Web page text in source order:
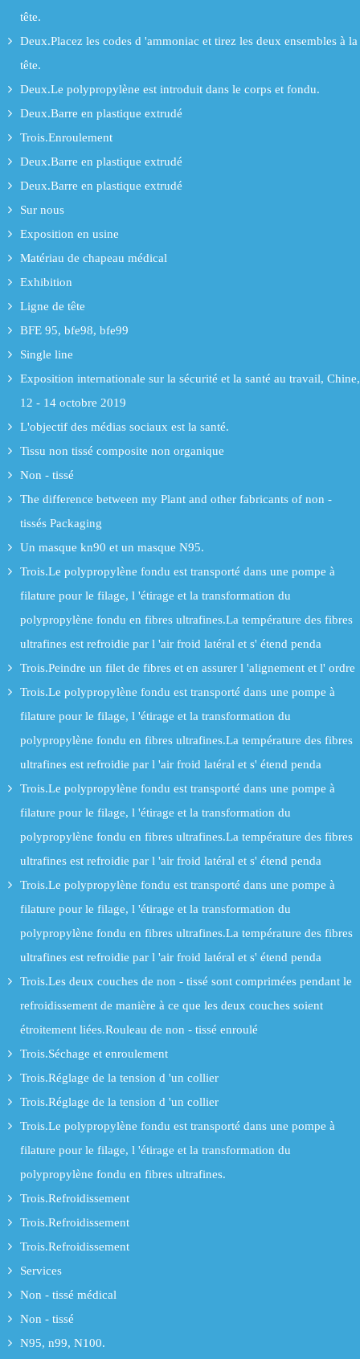
tête.
Deux.Placez les codes d 'ammoniac et tirez les deux ensembles à la
tête.
Deux.Le polypropylène est introduit dans le corps et fondu.
Deux.Barre en plastique extrudé
Trois.Enroulement
Deux.Barre en plastique extrudé
Deux.Barre en plastique extrudé
Sur nous
Exposition en usine
Matériau de chapeau médical
Exhibition
Ligne de tête
BFE 95, bfe98, bfe99
Single line
Exposition internationale sur la sécurité et la santé au travail, Chine,
12 - 14 octobre 2019
L'objectif des médias sociaux est la santé.
Tissu non tissé composite non organique
Non - tissé
The difference between my Plant and other fabricants of non -
tissés Packaging
Un masque kn90 et un masque N95.
Trois.Le polypropylène fondu est transporté dans une pompe à
filature pour le filage, l 'étirage et la transformation du
polypropylène fondu en fibres ultrafines.La température des fibres
ultrafines est refroidie par l 'air froid latéral et s' étend penda
Trois.Peindre un filet de fibres et en assurer l 'alignement et l' ordre
Trois.Le polypropylène fondu est transporté dans une pompe à
filature pour le filage, l 'étirage et la transformation du
polypropylène fondu en fibres ultrafines.La température des fibres
ultrafines est refroidie par l 'air froid latéral et s' étend penda
Trois.Le polypropylène fondu est transporté dans une pompe à
filature pour le filage, l 'étirage et la transformation du
polypropylène fondu en fibres ultrafines.La température des fibres
ultrafines est refroidie par l 'air froid latéral et s' étend penda
Trois.Le polypropylène fondu est transporté dans une pompe à
filature pour le filage, l 'étirage et la transformation du
polypropylène fondu en fibres ultrafines.La température des fibres
ultrafines est refroidie par l 'air froid latéral et s' étend penda
Trois.Les deux couches de non - tissé sont comprimées pendant le
refroidissement de manière à ce que les deux couches soient
étroitement liées.Rouleau de non - tissé enroulé
Trois.Séchage et enroulement
Trois.Réglage de la tension d 'un collier
Trois.Réglage de la tension d 'un collier
Trois.Le polypropylène fondu est transporté dans une pompe à
filature pour le filage, l 'étirage et la transformation du
polypropylène fondu en fibres ultrafines.
Trois.Refroidissement
Trois.Refroidissement
Trois.Refroidissement
Services
Non - tissé médical
Non - tissé
N95, n99, N100.